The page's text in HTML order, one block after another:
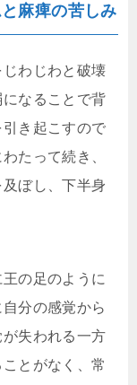
麻痺の苦しみ
わじわと破壊
なることで背
き起こすので
たって続き、
ぼし、下半身
の足のように
分の感覚から
失われる一方
とがなく、常